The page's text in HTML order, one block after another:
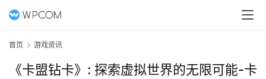
首页 游戏资讯
《卡盟钻卡》: 探索虚拟世界的无限可能-卡